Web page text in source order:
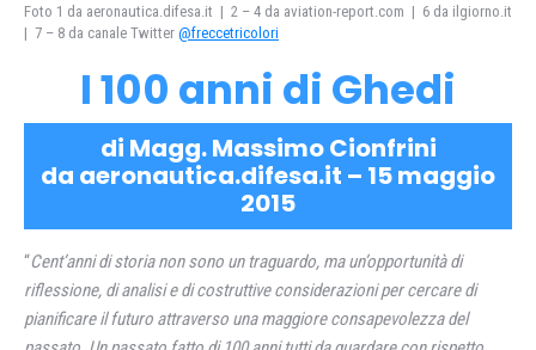
Foto 1 da aeronautica.difesa.it | 2 – 4 da aviation-report.com | 6 da ilgiorno.it
| 7 – 8 da canale Twitter @freccetricolori
I 100 anni di Ghedi
di Magg. Massimo Cionfrini
da aeronautica.difesa.it – 15 maggio
2015
“Cent’anni di storia non sono un traguardo, ma un’opportunità di
riflessione, di analisi e di costruttive considerazioni per cercare di
pianificare il futuro attraverso una maggiore consapevolezza del